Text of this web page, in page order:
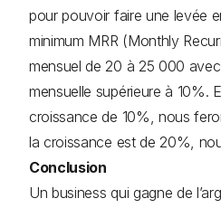
pour pouvoir faire une levée
minimum MRR (Monthly
mensuel de 20 à 25 000
mensuelle supérieure à 10%.
croissance de 10%, nous
la croissance est de 20%,
Conclusion
Un business qui gagne de